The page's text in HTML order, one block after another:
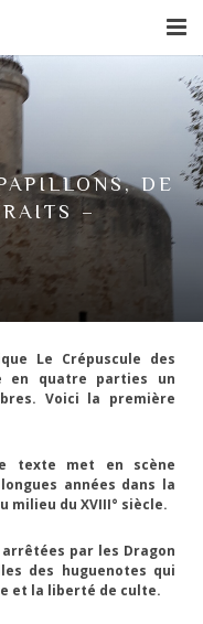
DE
–
Le Crépuscule des
en quatre parties un
Voici la première
texte met en scène
années dans la
milieu du XVIII° siècle.
par les Dragon
des huguenotes qui
et la liberté de culte.